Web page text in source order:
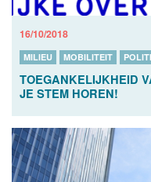
16/10/2018
MILIEU MOBILITEIT
TOEGANKELIJKHEID
JE STEM HOREN!